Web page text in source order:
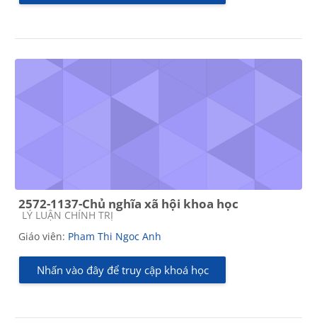
2572-1137-Chủ nghĩa xã hội khoa học
Các loại khóa học
LÝ LUẬN CHÍNH TRỊ
Giáo viên: Pham Thi Ngoc Anh
Nhấn vào đây để truy cập khoá học